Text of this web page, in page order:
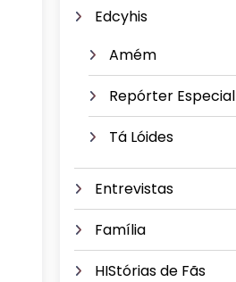
Edcyhis
Amém
Repórter Especial
Tá Lóides
Entrevistas
Família
HIStórias de Fãs